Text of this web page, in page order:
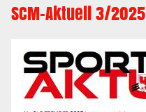
SCM-Aktuell 3/2025